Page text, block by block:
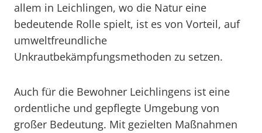
allem in Leichlingen, wo die Natur eine
bedeutende Rolle spielt, ist es von Vorteil, auf
umweltfreundliche
Unkrautbekämpfungsmethoden zu setzen.
Auch für die Bewohner Leichlingens ist eine
ordentliche und gepflegte Umgebung von
großer Bedeutung. Mit gezielten Maßnahmen